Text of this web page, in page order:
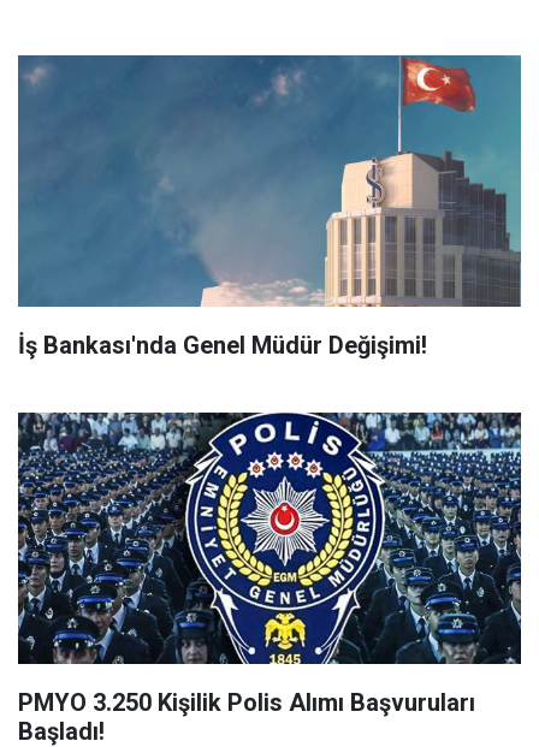
İş Bankası'nda Genel Müdür Değişimi!
PMYO 3.250 Kişilik Polis Alımı Başvuruları
Başladı!